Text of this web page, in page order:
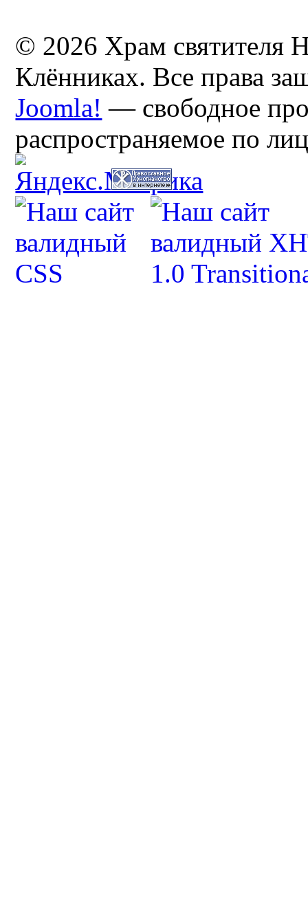
© 2026 Храм святителя
Клённиках. Все права
Joomla! — свободное
распространяемое по